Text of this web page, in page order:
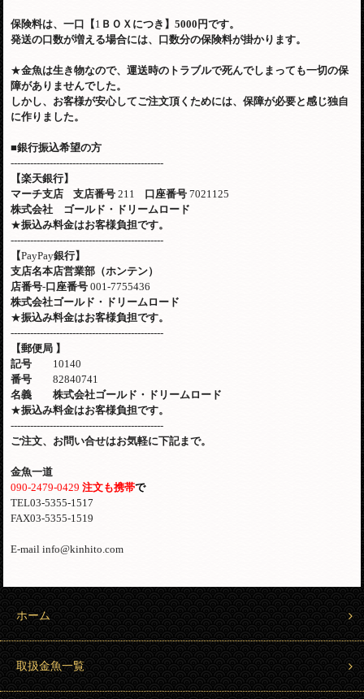
保険料は、一口【1 ＢＯＸにつき】5000円です。
発送の口数が増える場合には、口数分の保険料が掛かります。
★金魚は生き物なので、運送時のトラブルで死んでしまっても一切の保
障がありませんでした。
しかし、お客様が安心してご注文頂くためには、保障が必要と感じ独自
に作りました。
■銀行振込希望の方
-----------------------------------------------
【楽天銀行】
マーチ支店
支店番号 211 口座番号 7021125
株式会社 ゴールド・ドリームロード
★振込み料金はお客様負担です。
-----------------------------------------------
【PayPay銀行】
支店名本店営業部（ホンテン）
店番号-口座番号 001-7755436
株式会社ゴールド・ドリームロード
★振込み料金はお客様負担です。
-----------------------------------------------
【郵便局 】
記号 10140
番号82840741
名義 株式会社ゴールド・ドリームロード
★振込み料金はお客様負担です。
-----------------------------------------------
ご注文、お問い合せはお気軽に下記まで。
金魚一道
090-2479-0429注文も携帯で
TEL03-5355-1517
FAX03-5355-1519
E-mail info@kinhito.com
ホーム
取扱金魚一覧